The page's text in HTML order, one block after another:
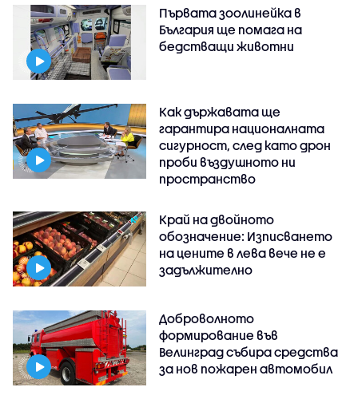
Първата зоолинейка в
България ще помага на
бедстващи животни
Как държавата ще
гарантира националната
сигурност, след като дрон
проби въздушното ни
пространство
Край на двойното
обозначение: Изписването
на цените в лева вече не е
задължително
Доброволното
формирование във
Велинград събира средства
за нов пожарен автомобил